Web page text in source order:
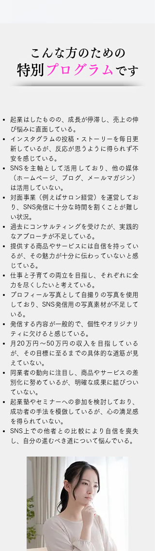
こんな方の ための
特別 プログラム です
起業はしたものの、成長が停滞し、売上の伸
び悩みに直面している。
インスタグラムの投稿・ストーリーを毎日更
新しているが、反応が思うように得られず不
安を感じている。
SNSを主軸として活用しており、他の媒体
（ホームページ、ブログ、メールマガジン）
は活用していない。
対面事業（例えばサロン経営）を運営してお
り、SNS発信に十分な時間を割くことが難し
い状況。
過去にコンサルティングを受けたが、実践的
なアプローチが不足している。
提供する商品やサービスには自信を持ってい
るが、その魅力が十分に伝わっていないと感
じている。
仕事と子育ての両立を目指し、それぞれに全
力を尽くしたいと考えている。
プロフィール写真として自撮りの写真を使用
しており、SNS発信用の写真素材が不足して
いる。
発信する内容が一般的で、個性やオリジナリ
ティに欠けると感じている。
月20万円～50万円の収入を目指している
が、その目標に至るまでの具体的な道筋が見
えていない。
同業者の動向に注目し、商品やサービスの差
別化に努めているが、明確な成果に結びつい
ていない。
起業塾やセミナーへの参加を検討しており、
成功者の手法を模倣しているが、心の満足感
を得られていない。
SNS上での他者との比較により自信を喪失
し、自分の進むべき道について悩んでいる。